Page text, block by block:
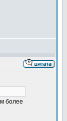
более